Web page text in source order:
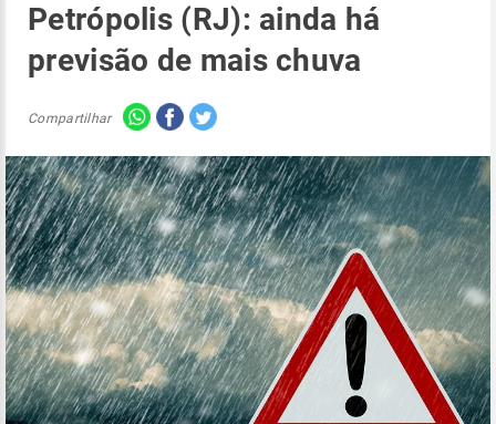
Petrópolis (RJ): ainda há
previsão de mais chuva
Compartilhar